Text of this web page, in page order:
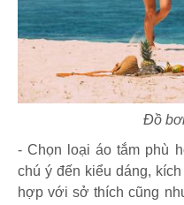
Đồ
- Chọn loại áo tắm phù
chú ý đến kiểu dáng,
hợp với sở thích cũng